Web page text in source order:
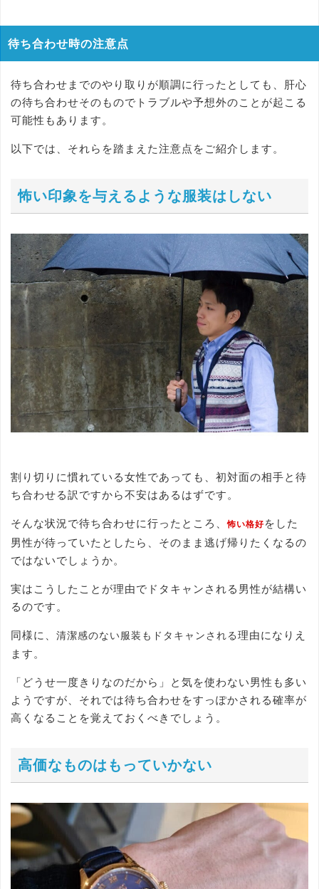
待ち合わせ時の注意点
待ち合わせまでのやり取りが順調に行ったとしても、肝心
の待ち合わせそのものでトラブルや予想外のことが起こる
可能性もあります。
以下では、それらを踏まえた注意点をご紹介します。
怖い印象を与えるような服装はしない
割り切りに慣れている女性であっても、初対面の相手と待
ち合わせる訳ですから不安はあるはずです。
そんな状況で待ち合わせに行ったところ、怖い格好をした
男性が待っていたとしたら、そのまま逃げ帰りたくなるの
ではないでしょうか。
実はこうしたことが理由でドタキャンされる男性が結構い
るのです。
同様に、 清潔感のない服装もドタキャンされる理由になりえ
ます。
「どうせ一度きりなのだから」と気を使わない男性も多い
ようですが、それでは待ち合わせをすっぽかされる確率が
高くなることを覚えておくべきでしょう。
高価なものはもっていかない